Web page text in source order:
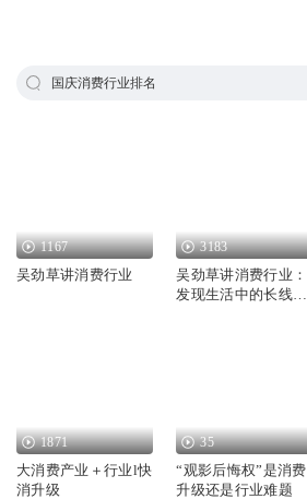
国庆消费行业排名
1167
吴劲草讲消费行业
3183
吴劲草讲消费行业：
发现生活中的长线大
1871
大消费产业＋行业l快
消升级
35
“观影后悔权”是消费
升级还是行业难题